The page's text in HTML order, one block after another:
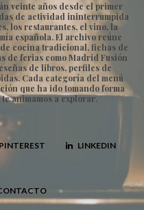
veinte años desde el primer
de actividad ininterrumpida
los restaurantes, el vino, la
española. El archivo reúne
cocina tradicional, fichas de
de ferias como Madrid Fusión
de libros, perfiles de
Cada categoría del menú
que ha ido tomando forma
animamos a explorar.
PINTEREST LINKEDIN